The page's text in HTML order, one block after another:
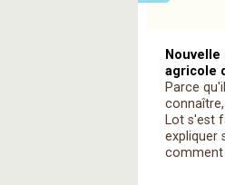
agricole
Parce
Lot s'est
expliquer
comment